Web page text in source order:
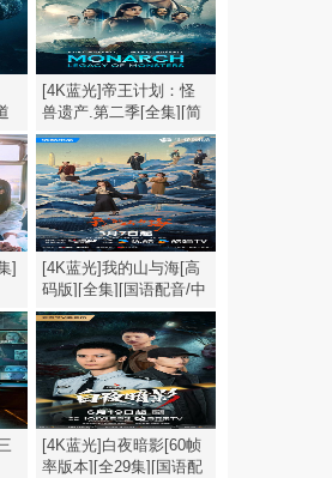
[4K蓝光]帝王计划：怪
兽遗产.第二季[全集][简
繁英字幕].2160p
]
[4K蓝光]我的山与海[高
码版][全集][国语配音/中
文字
幕].My.Destiny.S01.2026.2160p
[4K蓝光]白夜暗影[60帧
率版本][全29集][国语配